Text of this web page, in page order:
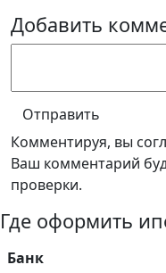
Добавить
Отправить
Комментируя, вы
Ваш комментарий
проверки.
Где оформить
Банк